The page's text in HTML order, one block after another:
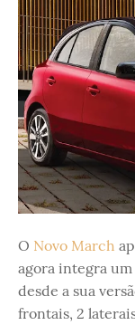
O Novo March
agora integra
desde a sua
frontais, 2